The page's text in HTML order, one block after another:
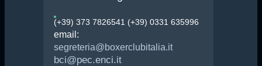
(+39) 373 7826541 (+39) 0331 635996
email:
segreteria@boxerclubitalia.it
bci@pec.enci.it